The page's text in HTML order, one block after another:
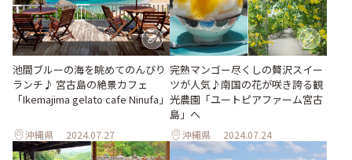
池間ブルーの海を眺めてのんびり
ランチ♪ 宮古島の絶景カフェ
「Ikemajima gelato cafe Ninufa」
沖縄県 2024.07.27
完熟マンゴー尽くしの贅沢スイー
ツが人気♪南国の花が咲き誇る観
光農園「ユートピアファーム宮古
島」へ
沖縄県 2024.07.24